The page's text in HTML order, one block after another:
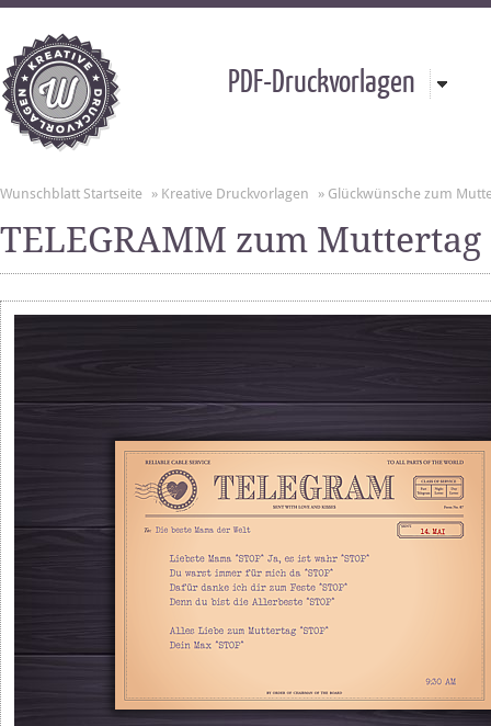
PDF-Druckvorlagen
Wunschblatt Startseite » Kreative Druckvorlagen » Glückwünsche zum
TELEGRAMM zum Muttertag